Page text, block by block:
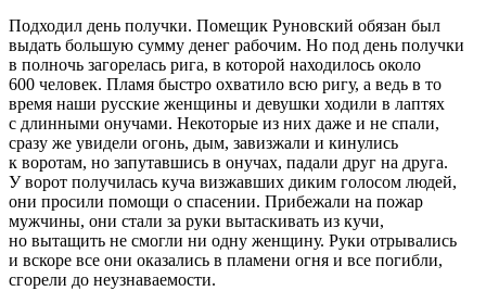
Подходил день получки. Помещик Руновский обязан был
выдать большую сумму денег рабочим. Но под день получки
в полночь загорелась рига, в которой находилось около
600 человек. Пламя быстро охватило всю ригу, а ведь в то
время наши русские женщины и девушки ходили в лаптях
с длинными онучами. Некоторые из них даже и не спали,
сразу же увидели огонь, дым, завизжали и кинулись
к воротам, но запутавшись в онучах, падали друг на друга.
У ворот получилась куча визжавших диким голосом людей,
они просили помощи о спасении. Прибежали на пожар
мужчины, они стали за руки вытаскивать из кучи,
но вытащить не смогли ни одну женщину. Руки отрывались
и вскоре все они оказались в пламени огня и все погибли,
сгорели до неузнаваемости.